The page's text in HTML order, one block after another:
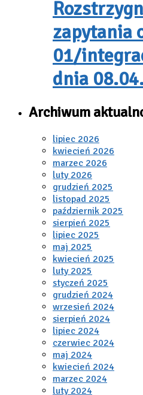
zapytania
01/
dnia
Archiwum
lipiec 2026
kwiecień 2026
marzec 2026
luty 2026
grudzień 2025
listopad 2025
październik 2025
sierpień 2025
lipiec 2025
maj 2025
kwiecień 2025
luty 2025
styczeń 2025
grudzień 2024
wrzesień 2024
sierpień 2024
lipiec 2024
czerwiec 2024
maj 2024
kwiecień 2024
marzec 2024
luty 2024